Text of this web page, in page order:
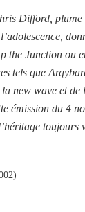
Difford, plume
the Junction ou
tels que
new wave et
émission du 4
toujours